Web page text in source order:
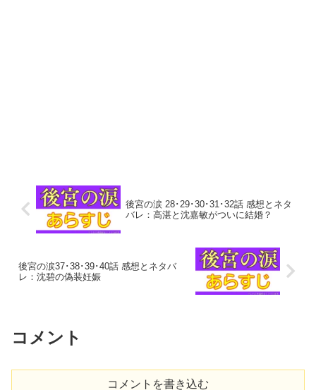
後宮の涙 28･29･30･31･32話 感想とネタ
バレ：高湛と沈嘉敏がついに結婚？
後宮の涙37･38･39･40話 感想とネタバ
レ：沈碧の偽装妊娠
コメント
コメントを書き込む